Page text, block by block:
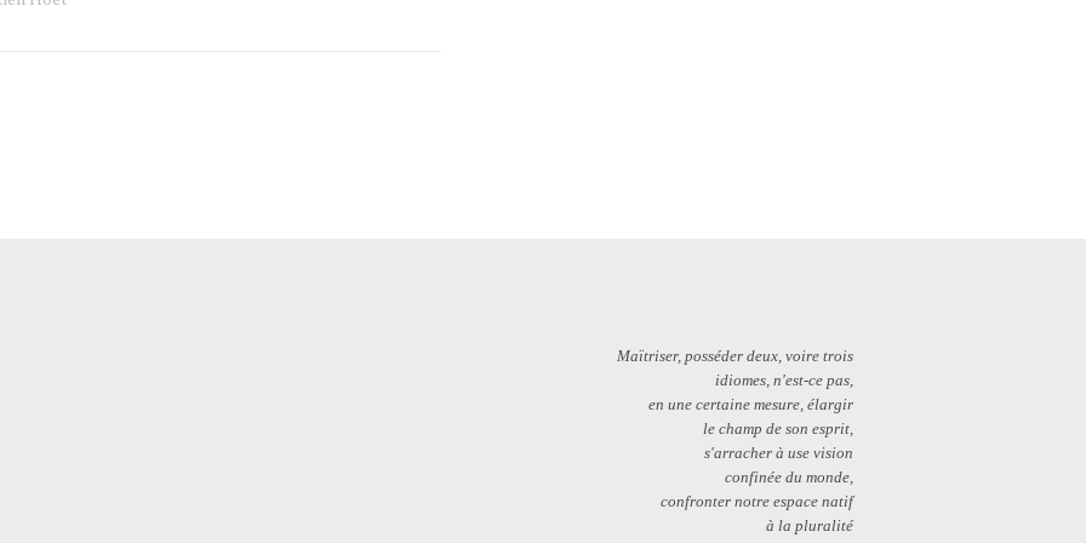
Maïtriser, posséder deux, voire trois
idiomes, n'est-ce pas,
en une certaine mesure, élargir
le champ de son esprit,
s'arracher à use vision
confinée du monde,
confronter notre espace natif
à la pluralité